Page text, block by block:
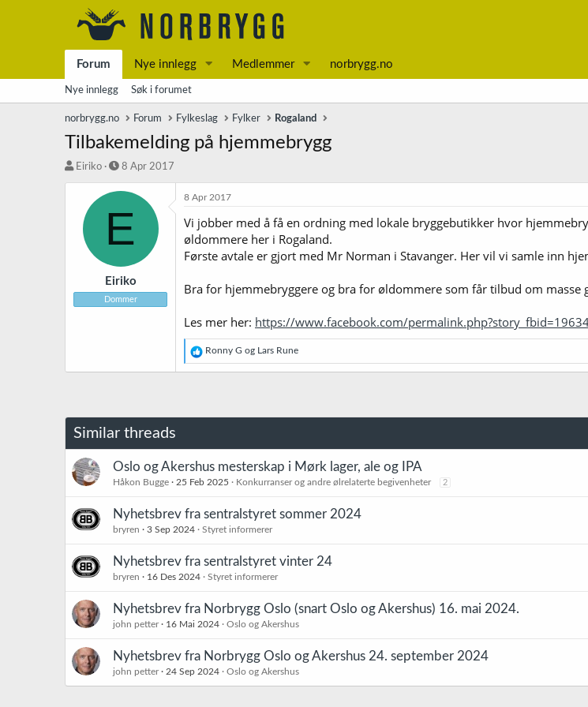
Forum Nye innlegg Medlemmer norbrygg.no
Nye innlegg Søk i forumet
norbrygg.no Forum Fylkeslag Fylker Rogaland
Tilbakemelding på hjemmebrygg
T
e
r
Eiriko
S
a
t
o
8 Apr 2017
E
Eiriko
Dommer
8 Apr 2017
Vi jobber med å få en ordning med lokale bryggebutikker hvor
øldommere her i Rogaland.
Første avtale er gjort med Mr Norman i Stavanger. Her vil vi samle inn
Bra for hjemmebryggere og bra for øldommere som får tilbud om masse
Les mer her: https://www.facebook.com/
R
e
a
e
r
Ronny G og Lars Rune
Similar threads
Oslo og Akershus mesterskap i Mørk lager, ale og IPA
Håkon Bugge 25 Feb 2025 Konkurranser og andre ølrelaterte begivenheter 2
Nyhetsbrev fra sentralstyret sommer 2024
bryren 3 Sep 2024 Styret informerer
Nyhetsbrev fra sentralstyret vinter 24
bryren 16 Des 2024 Styret informerer
Nyhetsbrev fra Norbrygg Oslo (snart Oslo og Akershus) 16. mai 2024.
john petter 16 Mai 2024 Oslo og Akershus
Nyhetsbrev fra Norbrygg Oslo og Akershus 24. september 2024
john petter 24 Sep 2024 Oslo og Akershus